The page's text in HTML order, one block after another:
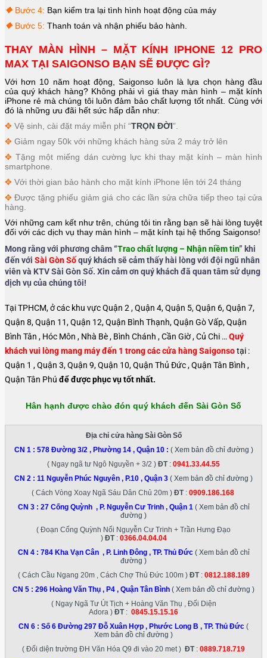
❖ Bước 4: Bạn kiểm tra lại tình hình hoạt động của máy
❖ Bước 5: Thanh toán và nhận phiếu bảo hành.
THAY MÀN HÌNH – MẶT KÍNH IPHONE 12 PRO
MAX TẠI SAIGONSO BẠN SẼ ĐƯỢC GÌ?
Với hơn 10 năm hoạt động, Saigonso luôn là lựa chọn hàng đầu
của quý khách hàng? Không phải vì giá thay màn hình – mặt kính
iPhone rẻ mà chúng tôi luôn đảm bảo chất lượng tốt nhất. Cùng với
đó là những ưu đãi hết sức hấp dẫn như:
✥ Vệ sinh, cài đặt máy miễn phí “TRỌN ĐỜI”.
✥ Giảm ngay 50k với những khách hàng sửa 2 máy trở lên
✥ Tặng một miếng dán cường lực khi thay mặt kính – màn hình
smartphone.
✥ Với thời gian bảo hành cho mặt kính iPhone lên tới 24 tháng
✥ Được tặng phiếu giảm giá cho các lần sửa chữa tiếp theo tại cửa
hàng.
Với những cam kết như trên, chúng tôi tin rằng bạn sẽ hài lòng tuyệt
đối với các dịch vụ thay màn hình – mặt kính tại hệ thống Saigonso!
Mong rằng với phương châm “Trao chất lượng – Nhận niềm tin” khi
đến với Sài Gòn Sốquý khách sẽ cảm thấy hài lòng với đội ngũ nhân
viên và KTV Sài Gòn Số. Xin cảm ơn quý khách đã quan tâm sử dụng
dịch vụ của chúng tôi!
Tại TPHCM, ở các khu vực Quận 2 , Quận 4, Quận 5, Quận 6, Quận 7,
Quận 8, Quận 11, Quận 12, Quận Bình Thạnh, Quận Gò Vấp, Quận
Bình Tân , Hóc Môn , Nhà Bè , Bình Chánh , Cần Giờ , Củ Chi … Quý
khách vui lòng mang máy đến 1 trong các cửa hàng Saigonsotại :
Quận 1 , Quận 3, Quận 9, Quận 10, Quận Thủ Đức , Quận Tân Bình ,
Quận Tân Phú để được phục vụ tốt nhất.
Hân hạnh được chào đón quý khách đến Sài Gòn Số
Địa chỉ cửa hàng Sài Gòn Số
CN 1 : 578 Đường 3/2 , Phường 14 , Quận 10: ( Xem bản đồ chỉ đường )
( Ngay ngã tư Ngô Nguyền + 3/2 ) ĐT: 0941.33.44.55
CN 2 : 11 Nguyễn Phúc Nguyên , P.10 , Quận 3 ( Xem bản đồ chỉ đường )
( Cách Vòng Xoay Ngã Sáu Dân Chủ 20m ) ĐT: 0909.186.168
CN 3 : 27 Cống Quỳnh , P. Nguyễn Cư Trinh , Quận 1 ( Xem bản đồ chỉ
đường )
( Đoạn Cống Quỳnh Nối Nguyễn Cư Trinh + Trần Hưng Đạo
) ĐT: 0366.04.04.04
CN 4 : 784 Kha Vạn Cân , P. Linh Đông , TP. Thủ Đức( Xem bản đồ chỉ
đường )
( Cách Cầu Ngang 20m , Cách Chợ Thủ Đức 100m ) ĐT: 0812.188.189
CN 5 : 296 Hoàng Văn Thụ , P4 , Quận Tân Bình ( Xem bản đồ chỉ đường )
( Ngay Ngã Tư Út Tịch + Hoàng Văn Thụ , Đối Diện
Adora ) ĐT: 0845.15.15.16
CN 6 : Số 6 Đường 297 Đỗ Xuân Hợp , Phước Long B , TP. Thủ Đức (
Xem bản đồ chỉ đường )
( Đối diện trường ĐH Văn Hóa Q9 đi vào 20 met ) ĐT: 0889.718.719